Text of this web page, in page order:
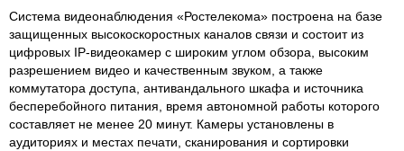
Система видеонаблюдения «Ростелекома» построена на базе
защищенных высокоскоростных каналов связи и состоит из
цифровых IP-видеокамер с широким углом обзора, высоким
разрешением видео и качественным звуком, а также
коммутатора доступа, антивандального шкафа и источника
бесперебойного питания, время автономной работы которого
составляет не менее 20 минут. Камеры установлены в
аудиториях и местах печати, сканирования и сортировки